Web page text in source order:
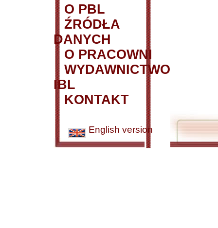
O PBL
ŹRÓDŁA
DANYCH
O PRACOWNI
WYDAWNICTWO
IBL
KONTAKT
English version